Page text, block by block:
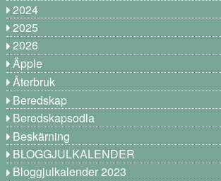
2024
2025
2026
Äpple
Återbruk
Beredskap
Beredskapsodla
Beskärning
BLOGGJULKALENDER
Bloggjulkalender 2023